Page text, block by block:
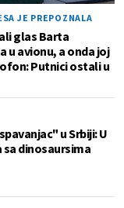
JE PREPOZNALA
glas Barta
u avionu, a onda joj
Putnici ostali u
u Srbiji: U
sa dinosaursima